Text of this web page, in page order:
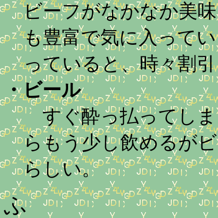
ビーフがなかなか美
も豊富で気に入って
っていると、時々割
・ビール
すぐ酔っ払ってしま
らもう少し飲めるが
らしい。
ふ